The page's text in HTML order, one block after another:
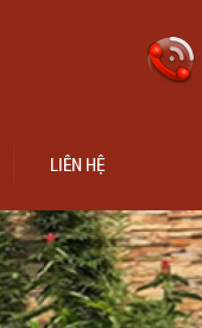
LIÊN HỆ